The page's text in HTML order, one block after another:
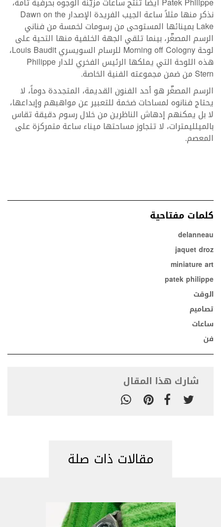
نذكر منها مثلاً ساعة الجيب الفريدة الإصدار Dawn on the
Lake بمينائها المستوحى من رسومات لخمسة من فناني
الرسم المصغّر، بينما تلقي الجهة الخلفية منها التحية على
لوحة Morning off Cologny للرسام السويسري Louis Baudit،
هذه اللوحة التي يملكها الرئيس الفخري للدار Philippe
Stern من ضمن مجموعته الفنية الخاصة.
الرسم المصغّر هو أحد الفنون القديمة، المتجددة دوماً، لا
يحتاج فنانوه لمساحات ضخمة للتعبير عن مواهبهم وإبداعها،
لا بل يمكنهم إدهاش الناظرين من خلال رسوم دقيقة تقاس
بالميلليمترات، لا تتجاوز مساحتها ميناء ساعة متمركزة على
المعصم.
كلمات مفتاحية
delanneau
jaquet droz
miniature art
patek philippe
الوقت
تصاميم
ساعات
فن
شارك هذا المقال
مقالات ذات صلة